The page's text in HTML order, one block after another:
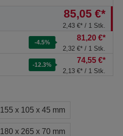
85,05 €*
2,43 €* / 1 Stk.
-4.5%
81,20 €*
2,32 €* / 1 Stk.
-12.3%
74,55 €*
2,13 €* / 1 Stk.
155 x 105 x 45 mm
180 x 265 x 70 mm